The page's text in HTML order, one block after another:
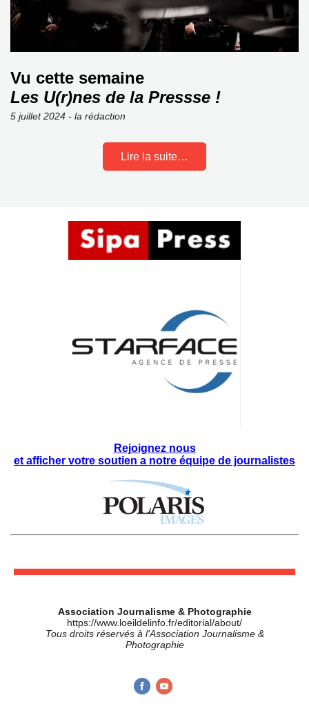
Vu cette semaine
Les U(r)nes de la Pressse !
5 juillet 2024 - la rédaction
Lire la suite…
Rejoignez nous
et afficher votre soutien a notre équipe de journalistes
Association Journalisme & Photographie
https://www.loeildelinfo.fr/editorial/about/
Tous droits réservés à l'Association Journalisme &
Photographie